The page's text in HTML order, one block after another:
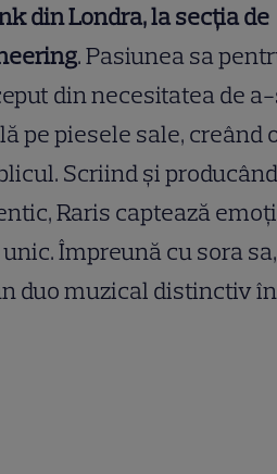
din Londra, la secția de
. Pasiunea sa
din necesitatea de
pe piesele sale, creând
Scriind și producând
Raris captează
Împreună cu sora sa,
duo muzical distinctiv în